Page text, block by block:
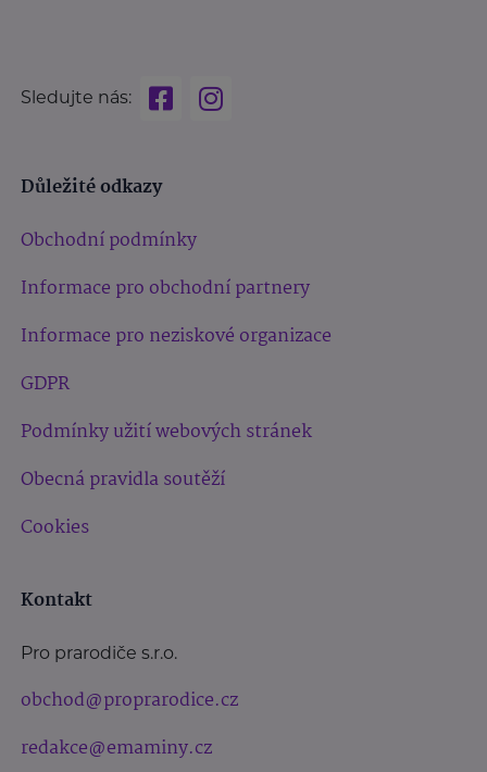
Sledujte nás:
Důležité odkazy
Obchodní podmínky
Informace pro obchodní partnery
Informace pro neziskové organizace
GDPR
Podmínky užití webových stránek
Obecná pravidla soutěží
Cookies
Kontakt
Pro prarodiče s.r.o.
obchod@proprarodice.cz
redakce@emaminy.cz